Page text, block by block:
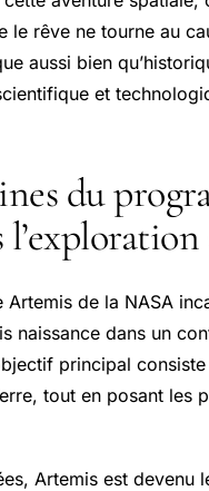
le rêve ne tourne au
aussi bien
et
du
Artemis de la NASA
naissance dans un
principal
tout en posant les
Artemis est devenu